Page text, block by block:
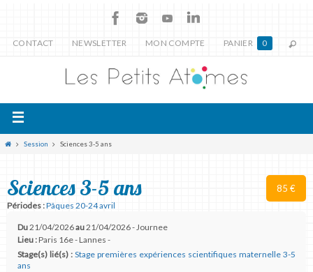
CONTACT NEWSLETTER MON COMPTE PANIER 0
Session Sciences 3-5 ans
85 €
Sciences 3-5 ans
Périodes :Pâques 20-24 avril
Du21/04/2026au21/04/2026 - Journee
Lieu :Paris 16e - Lannes -
Stage(s) lié(s) : Stage premières expériences scientifiques maternelle 3-5
ans